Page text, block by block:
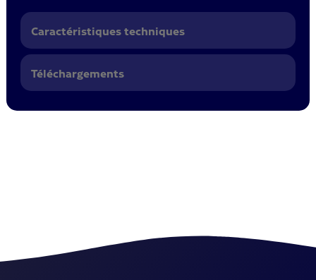
Caractéristiques techniques
Téléchargements